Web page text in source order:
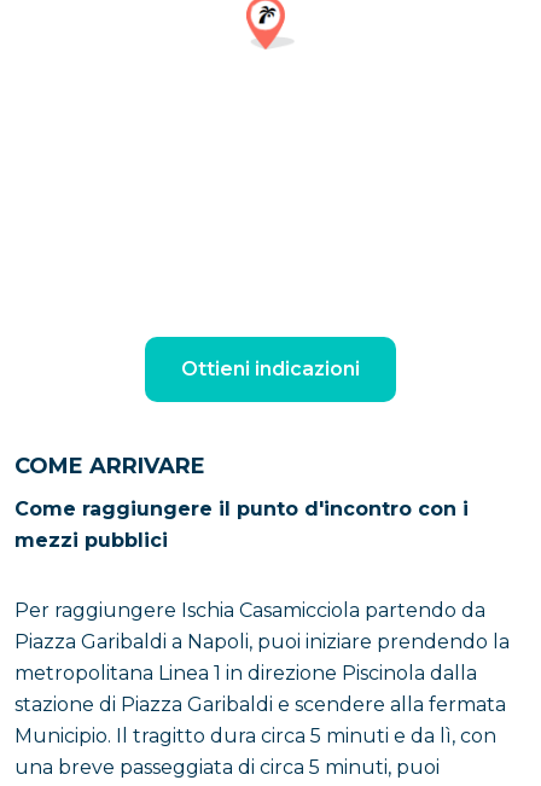
Ottieni indicazioni
COME ARRIVARE
Come raggiungere il punto d'incontro con i
mezzi pubblici
Per raggiungere Ischia Casamicciola partendo da
Piazza Garibaldi a Napoli, puoi iniziare prendendo la
metropolitana Linea 1 in direzione Piscinola dalla
stazione di Piazza Garibaldi e scendere alla fermata
Municipio. Il tragitto dura circa 5 minuti e da lì, con
una breve passeggiata di circa 5 minuti, puoi